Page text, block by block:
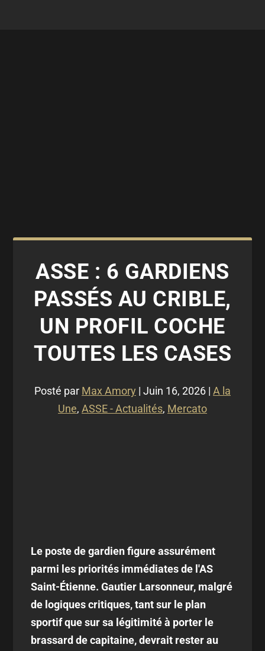
ASSE : 6 GARDIENS
PASSÉS AU CRIBLE,
UN PROFIL COCHE
TOUTES LES CASES
Posté par Max Amory | Juin 16, 2026 | A la
Une, ASSE - Actualités, Mercato
Le poste de gardien figure assurément
parmi les priorités immédiates de l'AS
Saint-Étienne. Gautier Larsonneur, malgré
de logiques critiques, tant sur le plan
sportif que sur sa légitimité à porter le
brassard de capitaine, devrait rester au